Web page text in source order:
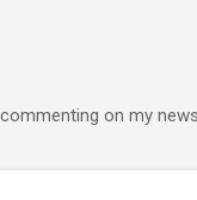
on my